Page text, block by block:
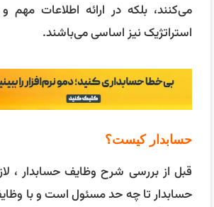
می‌کنند، بلکه در ارائه اطلاعات
استراتژیک نیز اساسی می‌باشند.
حسابدار کیست؟
قبل از بررسی شرح وظایف حسابدار ،
حسابدار تا چه حد مسئول است و با